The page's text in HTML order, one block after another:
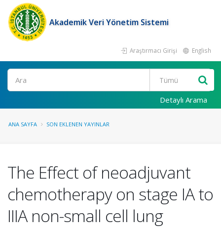
Akademik Veri Yönetim Sistemi
Araştırmacı Girişi English
Ara
Detaylı Arama
ANA SAYFA SON EKLENEN YAYINLAR
The Effect of neoadjuvant
chemotherapy on stage IA to
IIIA non-small cell lung